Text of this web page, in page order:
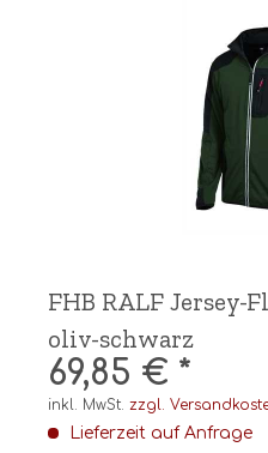
FHB RALF Jersey-
oliv-schwarz
69,85 € *
inkl. MwSt. zzgl.
Lieferzeit auf Anfrage